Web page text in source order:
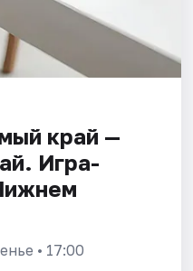
край —
Игра-
• 17:00